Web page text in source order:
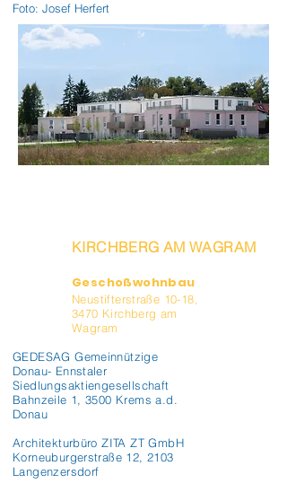
Foto: Josef Herfert
KIRCHBERG AM WAGRAM
Geschoßwohnbau
Neustifterstraße 10-18,
3470 Kirchberg am
Wagram
GEDESAG Gemeinnützige
Donau- Ennstaler
Siedlungsaktiengesellschaft
Bahnzeile 1, 3500 Krems a.d.
Donau
Architekturbüro ZITA ZT GmbH
Korneuburgerstraße 12, 2103
Langenzersdorf